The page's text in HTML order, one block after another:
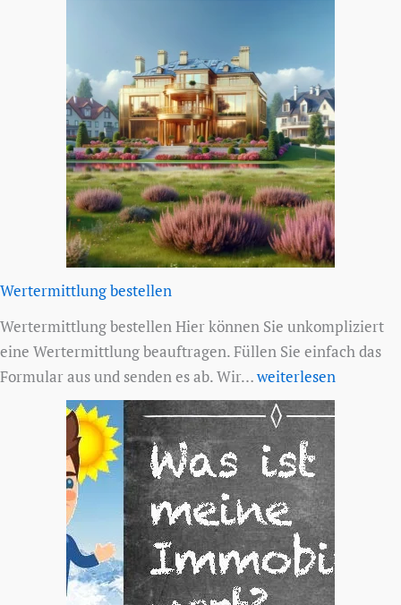
Wertermittlung bestellen
Wertermittlung bestellen Hier können Sie unkompliziert
eine Wertermittlung beauftragen. Füllen Sie einfach das
Formular aus und senden es ab. Wir…Wertermittlung
bestellen
weiterlesen